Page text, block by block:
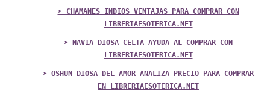
➤ CHAMANES INDIOS VENTAJAS PARA COMPRAR CON
LIBRERIAESOTERICA.NET
➤ NAVIA DIOSA CELTA AYUDA AL COMPRAR CON
LIBRERIAESOTERICA.NET
➤ OSHUN DIOSA DEL AMOR ANALIZA PRECIO PARA COMPRAR
EN LIBRERIAESOTERICA.NET